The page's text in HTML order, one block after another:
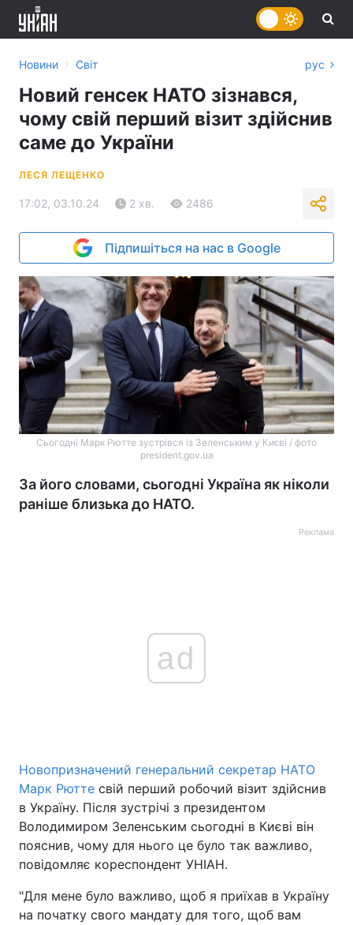
Головна Війна
Україна Політика
Економіка Світ
Техно і зв'язок Лайт
Новини › Світ рус
Новий генсек НАТО зізнався,
чому свій перший візит здійснив
саме до України
ЛЕСЯ ЛЕЩЕНКО
17:02, 03.10.24 2 хв. 2486
Підпишіться на нас в Google
Сьогодні Марк Рютте зустрівся із Зеленським у Києві / фото
president.gov.ua
За його словами, сьогодні Україна як ніколи
раніше близька до НАТО.
Реклама
ad
Новопризначений генеральний секретар НАТО
Марк Рютте свій перший робочий візит здійснив
в Україну. Після зустрічі з президентом
Володимиром Зеленським сьогодні в Києві він
пояснив, чому для нього це було так важливо,
повідомляє кореспондент УНІАН.
"Для мене було важливо, щоб я приїхав в Україну
на початку свого мандату для того, щоб вам